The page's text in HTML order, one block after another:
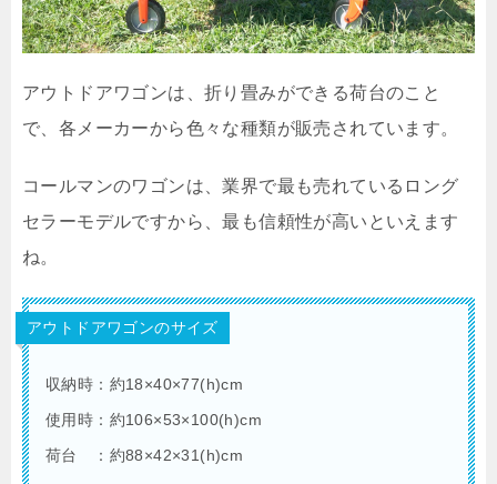
アウトドアワゴンは、折り畳みができる荷台のこと
で、各メーカーから色々な種類が販売されています。
コールマンのワゴンは、業界で最も売れているロング
セラーモデルですから、最も信頼性が高いといえます
ね。
アウトドアワゴンのサイズ
収納時：約18×40×77(h)cm
使用時：約106×53×100(h)cm
荷台 ：約88×42×31(h)cm